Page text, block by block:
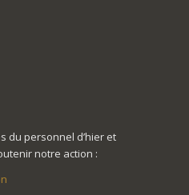
du personnel d’hier et
notre action :